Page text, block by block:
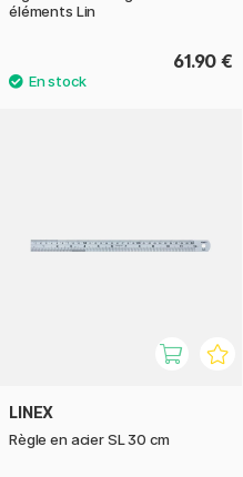
éléments Lin
61.90 €
LINEX
Règle en acier SL 30 cm